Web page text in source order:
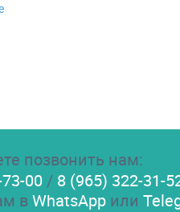
позвонить нам:
00 / 8 (965) 322-31-
вWhatsAppили